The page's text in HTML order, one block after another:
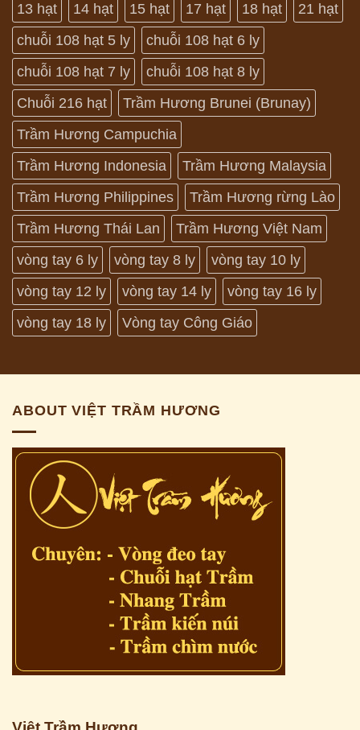
13 hạt 14 hạt 15 hạt 17 hạt 18 hạt
21 hạt
chuỗi 108 hạt 5 ly
chuỗi 108 hạt 6 ly
chuỗi 108 hạt 7 ly
chuỗi 108 hạt 8 ly
Chuỗi 216 hạt
Trầm Hương Brunei (Brunay)
Trầm Hương Campuchia
Trầm Hương Indonesia
Trầm Hương Malaysia
Trầm Hương Philippines
Trầm Hương rừng Lào
Trầm Hương Thái Lan
Trầm Hương Việt Nam
vòng tay 6 ly
vòng tay 8 ly
vòng tay 10 ly
vòng tay 12 ly
vòng tay 14 ly
vòng tay 16 ly
vòng tay 18 ly
Vòng tay Công Giáo
ABOUT VIỆT TRẦM HƯƠNG